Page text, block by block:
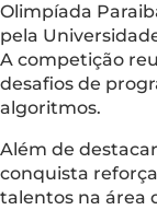
Olimpíada
pela
A competição
desafios de
algoritmos.
Além de
conquista
talentos na área